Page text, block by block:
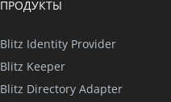
ПРОДУКТЫ
Blitz Identity Provider
Blitz Keeper
Blitz Directory Adapter